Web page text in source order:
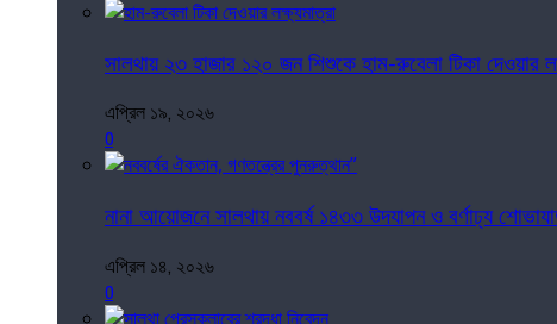
সালথায় ২৩ হাজার ১২০ জন শিশুকে হাম-রুবেলা টিকা দেওয়ার
এপ্রিল ১৯, ২০২৬
0
নানা আয়োজনে সালথায় নববর্ষ ১৪৩৩ উদযাপন ও বর্ণাঢ্য
এপ্রিল ১৪, ২০২৬
0